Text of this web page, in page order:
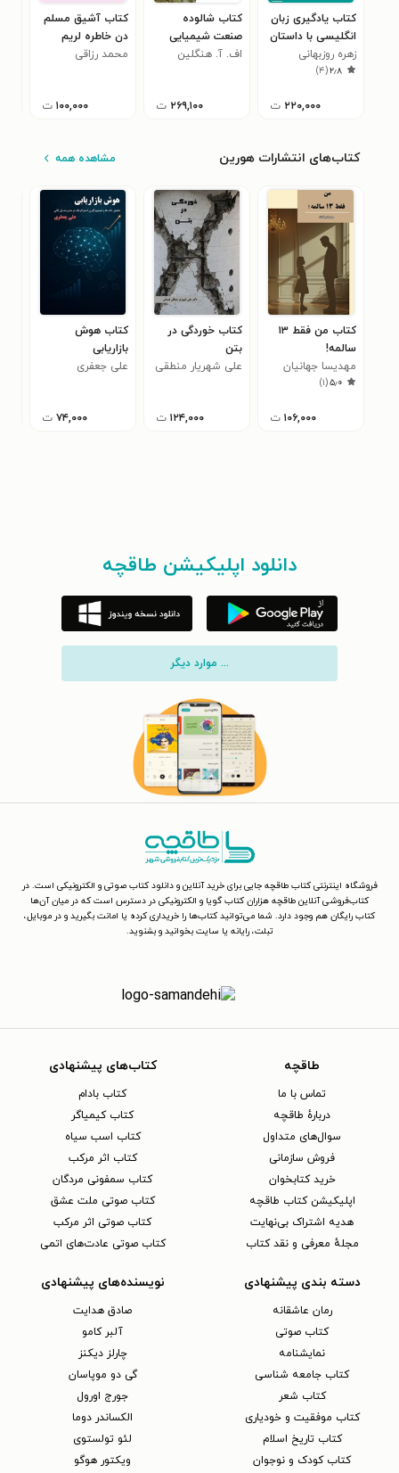
کتاب یادگیری زبان
انگلیسی با داستان
کوتاه
زهره روزبهانی
۲٫۸(۴)
۲۲۰,۰۰۰ ت
کتاب شالوده
صنعت شیمیایی
(جلد دوم)
اف. آ. هنگلین
۲۶۹,۱۰۰ ت
کتاب آشیق مسلم
دن خاطره لریم
محمد رزاقی
۱۰۰,۰۰۰ ت
کتاب‌های انتشارات هورین مشاهده همه
کتاب من فقط ۱۳
سالمه!
مهدیسا جهانیان
۵٫۰(۱)
۱۰۶,۰۰۰ ت
کتاب خوردگی در
بتن
علی شهریار منطقی
۱۲۴,۰۰۰ ت
کتاب هوش
بازاریابی
علی جعفری
۷۴,۰۰۰ ت
دانلود اپلیکیشن طاقچه
... موارد دیگر
فروشگاه اینترنتی کتاب طاقچه جایی برای خرید آنلاین و دانلود کتاب صوتی و الکترونیکی است. در
کتاب‌فروشی آنلاین طاقچه هزاران کتاب گویا و الکترونیکی در دسترس است که در میان آن‌ها
کتاب رایگان هم وجود دارد. شما می‌توانید کتاب‌ها را خریداری کرده یا امانت بگیرید و در موبایل،
تبلت، رایانه یا سایت بخوانید و بشنوید.
طاقچه
تماس با ما
دربارهٔ طاقچه
سوال‌های متداول
فروش سازمانی
خرید کتابخوان
اپلیکیشن کتاب طاقچه
هدیه اشتراک بی‌نهایت
مجلهٔ معرفی و نقد کتاب
کتاب‌های پیشنهادی
کتاب بادام
کتاب کیمیاگر
کتاب اسب سیاه
کتاب اثر مرکب
کتاب سمفونی مردگان
کتاب صوتی ملت عشق
کتاب صوتی اثر مرکب
کتاب صوتی عادت‌های اتمی
دسته بندی پیشنهادی
رمان عاشقانه
کتاب‌ صوتی
نمایشنامه
کتاب جامعه شناسی
کتاب شعر
کتاب موفقیت و خودیاری
کتاب تاریخ اسلام
کتاب کودک و نوجوان
نویسنده‌های پیشنهادی
صادق هدایت
آلبر کامو
چارلز دیکنز
گی دو موپاسان
جورج اورول
الکساندر دوما
لئو تولستوی
ویکتور هوگو